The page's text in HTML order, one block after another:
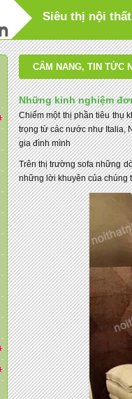
Siêu thị nội
CẨM NANG, TIN TỨC
Những kinh nghiệm
Chiếm một thị phần tiêu thụ
trọng từ các nước như Italia,
gia đình mình
Trên thị trường sofa những
những lời khuyên của chúng